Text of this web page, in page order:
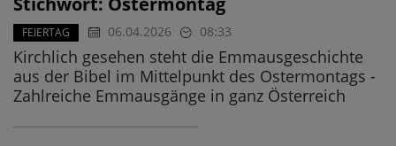
FEIERTAG 06.04.2026 08:33
Kirchlich gesehen steht die Emmausgeschichte
aus der Bibel im Mittelpunkt des Ostermontags -
Zahlreiche Emmausgänge in ganz Österreich